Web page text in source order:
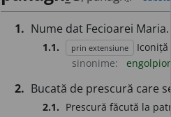
1. Nume dat Fecioarei Maria.
1.1. prin extensiune
sinonime:
engolpion
2. Bucată de prescură care
2.1. Prescură făcută la